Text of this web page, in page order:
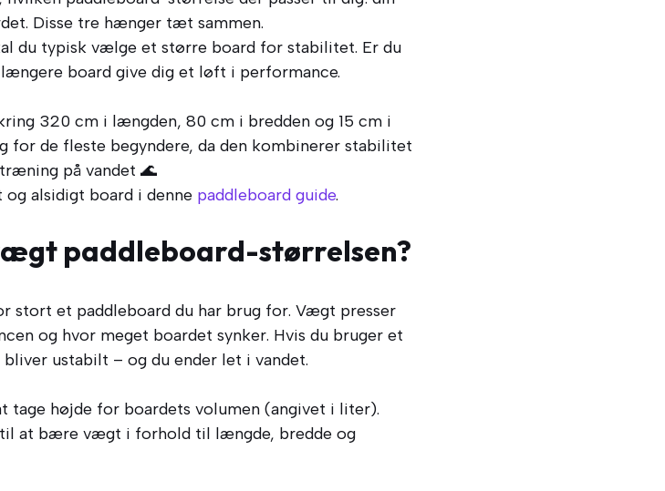
Disse tre hænger tæt sammen.
du typisk vælge et større board for stabilitet. Er du
board give dig et løft i performance.
320 cm i længden, 80 cm i bredden og 15 cm i
for de fleste begyndere, da den kombinerer stabilitet
på vandet 🌊
alsidigt board i denne paddleboard guide.
paddleboard-størrelsen?
stort et paddleboard du har brug for. Vægt presser
og hvor meget boardet synker. Hvis du bruger et
ustabilt – og du ender let i vandet.
tage højde for boardets volumen (angivet i liter).
at bære vægt i forhold til længde, bredde og